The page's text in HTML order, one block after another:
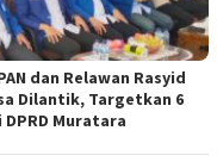
dan Relawan Rasyid
Dilantik, Targetkan 6
DPRD Muratara